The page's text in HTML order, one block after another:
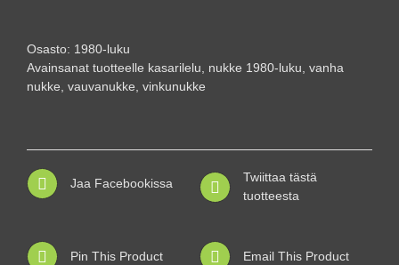
Osasto: 1980-luku
Avainsanat tuotteelle kasarilelu nukke 1980-luku vanha
nukke vauvanukke vinkunukke
Jaa Facebookissa
Twiittaa tästä
tuotteesta
Pin This Product Email This Product